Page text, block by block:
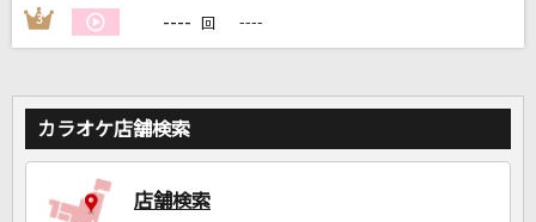
3 ---- 回 ----
カラオケ店舗検索
店舗検索